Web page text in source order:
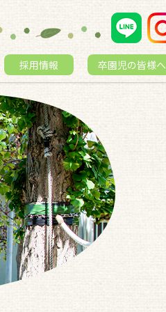
採用情報 卒園児の皆様へ